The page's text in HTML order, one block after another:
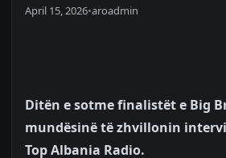
April 15, 2026•aroadmin
Ditën e sotme finalistët e Big
mundësinë të zhvillonin
Top Albania Radio.